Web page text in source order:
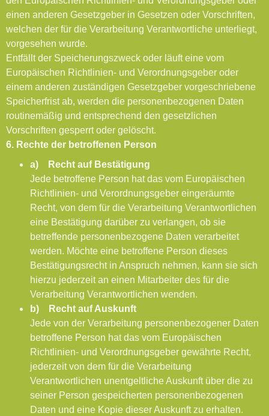
einen anderen Gesetzgeber in Gesetzen oder Vorschriften,
welchen der für die Verarbeitung Verantwortliche unterliegt,
vorgesehen wurde.
Entfällt der Speicherungszweck oder läuft eine vom
Europäischen Richtlinien- und Verordnungsgeber oder
einem anderen zuständigen Gesetzgeber vorgeschriebene
Speicherfrist ab, werden die personenbezogenen Daten
routinemäßig und entsprechend den gesetzlichen
Vorschriften gesperrt oder gelöscht.
6. Rechte der betroffenen Person
a) Recht auf Bestätigung
Jede betroffene Person hat das vom Europäischen
Richtlinien- und Verordnungsgeber eingeräumte
Recht, von dem für die Verarbeitung Verantwortlichen
eine Bestätigung darüber zu verlangen, ob sie
betreffende personenbezogene Daten verarbeitet
werden. Möchte eine betroffene Person dieses
Bestätigungsrecht in Anspruch nehmen, kann sie sich
hierzu jederzeit an einen Mitarbeiter des für die
Verarbeitung Verantwortlichen wenden.
b) Recht auf Auskunft
Jede von der Verarbeitung personenbezogener Daten
betroffene Person hat das vom Europäischen
Richtlinien- und Verordnungsgeber gewährte Recht,
jederzeit von dem für die Verarbeitung
Verantwortlichen unentgeltliche Auskunft über die zu
seiner Person gespeicherten personenbezogenen
Daten und eine Kopie dieser Auskunft zu erhalten.